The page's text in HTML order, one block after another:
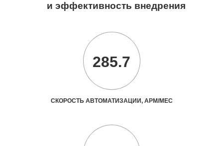
и эффективность внедрения
285.7
СКОРОСТЬ АВТОМАТИЗАЦИИ, АРМ/МЕС